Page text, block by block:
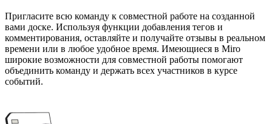
Пригласите всю команду к совместной работе на созданной
вами доске. Используя функции добавления тегов и
комментирования, оставляйте и получайте отзывы в реальном
времени или в любое удобное время. Имеющиеся в Miro
широкие возможности для совместной работы помогают
объединить команду и держать всех участников в курсе
событий.